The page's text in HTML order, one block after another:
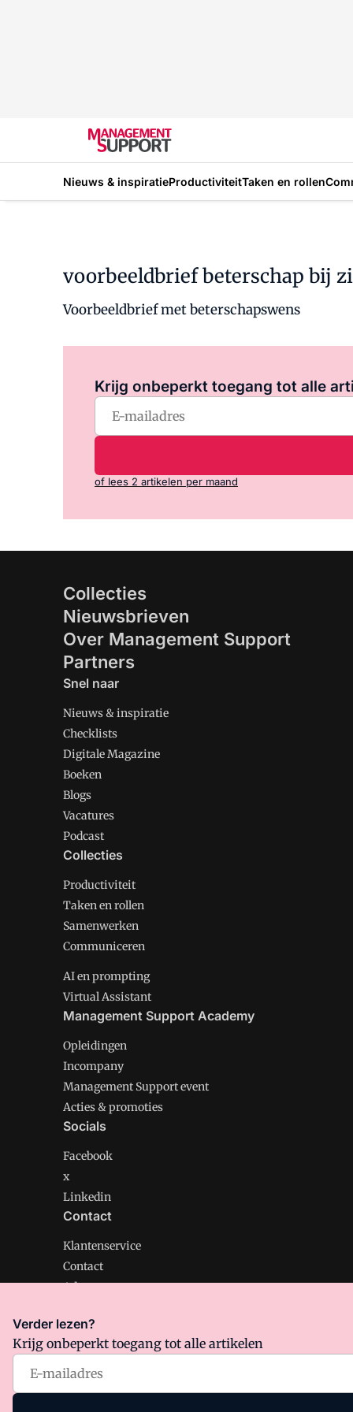
Nieuws & inspiratieProductiviteitTaken en rollen
voorbeeldbrief beterschap bij
Voorbeeldbrief met beterschapswens
Krijg onbeperkt toegang tot alle
of lees 2 artikelen per maand
Collecties
Nieuwsbrieven
Over Management Support
Partners
Snel naar
Nieuws & inspiratie
Checklists
Digitale Magazine
Boeken
Blogs
Vacatures
Podcast
Collecties
Productiviteit
Taken en rollen
Samenwerken
Communiceren
AI en prompting
Virtual Assistant
Management Support Academy
Opleidingen
Incompany
Management Support event
Acties & promoties
Socials
Facebook
x
Linkedin
Contact
Klantenservice
Contact
Adverteren
Management Support is onderdeel van VMN media.
Algemene Voorwaarden
Verder lezen?
Krijg onbeperkt toegang tot alle artikelen